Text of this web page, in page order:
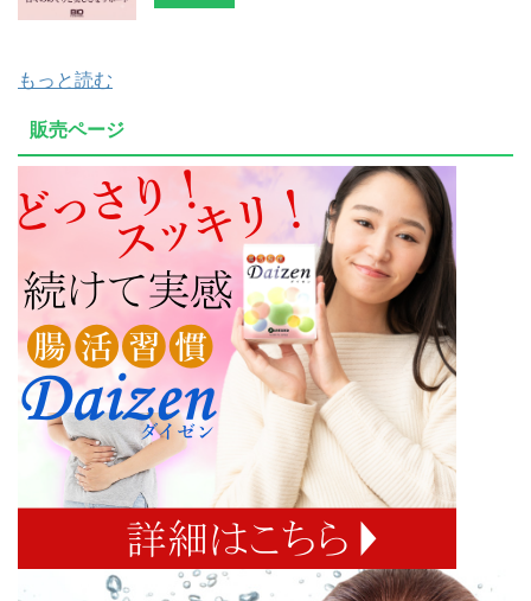
もっと読む
販売ページ